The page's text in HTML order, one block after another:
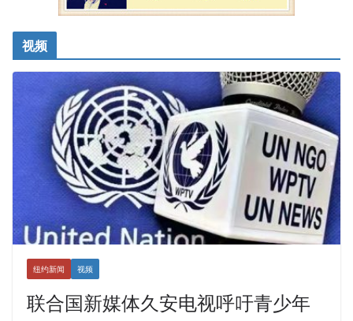
视频
纽约新闻 视频
联合国新媒体久安电视呼吁青少年